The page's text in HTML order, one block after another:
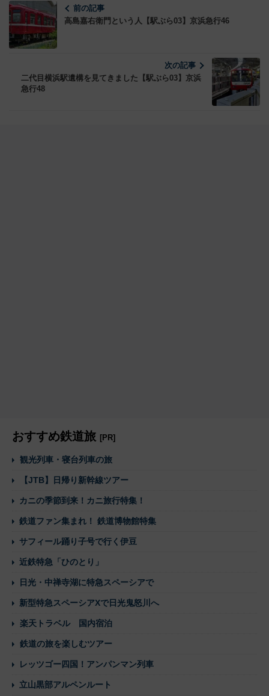
前の記事
高島嘉右衛門という人【駅ぶら03】京浜急行46
次の記事
二代目横浜駅遺構を見てきました【駅ぶら03】京浜
急行48
おすすめ鉄道旅 [PR]
観光列車・寝台列車の旅
【JTB】日帰り新幹線ツアー
カニの季節到来！カニ旅行特集！
鉄道ファン集まれ！ 鉄道博物館特集
サフィール踊り子号で行く伊豆
近鉄特急「ひのとり」
日光・中禅寺湖に特急スペーシアで
新型特急スペーシアXで日光鬼怒川へ
楽天トラベル 国内宿泊
鉄道の旅を楽しむツアー
レッツゴー四国！アンパンマン列車
立山黒部アルペンルート